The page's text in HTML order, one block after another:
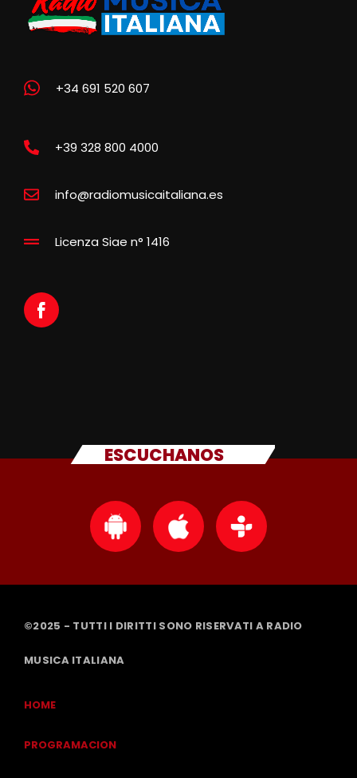
+34 691 520 607
+39 328 800 4000
info@radiomusicaitaliana.es
Licenza Siae n° 1416
ESCUCHANOS
©2025 - TUTTI I DIRITTI SONO RISERVATI A RADIO
MUSICA ITALIANA
HOME
PROGRAMACION